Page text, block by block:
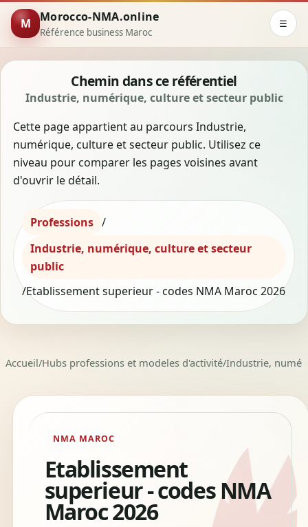
M Morocco-NMA.online
Référence business Maroc
☰
Chemin dans ce référentiel
Industrie, numérique, culture et secteur public
Cette page appartient au parcours Industrie,
numérique, culture et secteur public. Utilisez ce
niveau pour comparer les pages voisines avant
d'ouvrir le détail.
Professions /
Industrie, numérique, culture et secteur
public
/Etablissement superieur - codes NMA Maroc 2026
Accueil/Hubs professions et modeles d'activité/Industrie,
NMA MAROC
Etablissement
superieur - codes NMA
Maroc 2026